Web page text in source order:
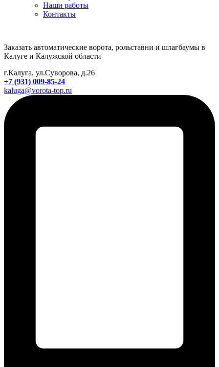
Наши работы
Контакты
Заказать автоматические ворота, рольставни и шлагбаумы в
Калуге и Калужской области
г.Калуга, ул.Суворова, д.26
+7 (931) 009-85-24
kaluga@vorota-top.ru